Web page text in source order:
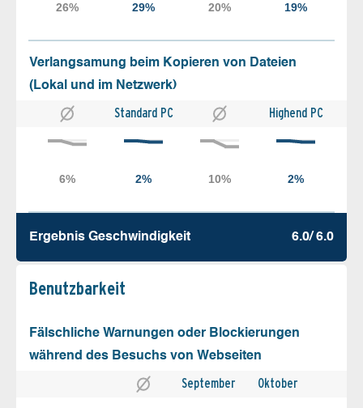
Verlangsamung beim Kopieren von Dateien
(Lokal und im Netzwerk)
Standard PC Highend PC
Ergebnis Geschw­indigkeit 6.0/ 6.0
Benutz­barkeit
Fälschliche Warnungen oder Blockierungen
während des Besuchs von Webseiten
September Oktober